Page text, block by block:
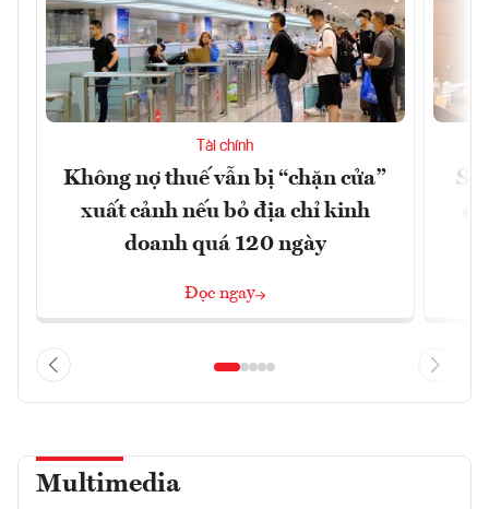
Tài chính
Không nợ thuế vẫn bị “chặn cửa”
xuất cảnh nếu bỏ địa chỉ kinh
doanh quá 120 ngày
Đọc ngay
Multimedia